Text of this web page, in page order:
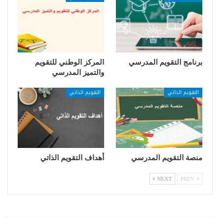
برنامج التقويم المدرسي
المركز الوطني للتقويم
والتميز المدرسي
التقويم الذاتي
منصة التقويم المدرسي
التقويم الذاتي
أهداف التقويم الذاتي
NEXT